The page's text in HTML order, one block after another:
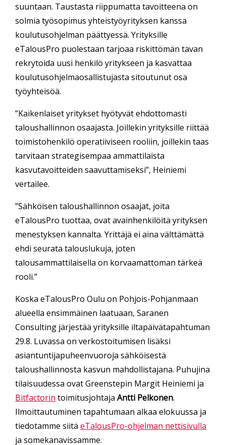
suuntaan. Taustasta riippumatta tavoitteena on
solmia työsopimus yhteistyöyrityksen kanssa
koulutusohjelman päättyessä. Yrityksille
eTalousPro puolestaan tarjoaa riskittömän tavan
rekrytoida uusi henkilö yritykseen ja kasvattaa
koulutusohjelmaosallistujasta sitoutunut osa
työyhteisöä.
”Kaikenlaiset yritykset hyötyvät ehdottomasti
taloushallinnon osaajasta. Joillekin yrityksille riittää
toimistohenkilö operatiiviseen rooliin, joillekin taas
tarvitaan strategisempaa ammattilaista
kasvutavoitteiden saavuttamiseksi”, Heiniemi
vertailee.
”Sähköisen taloushallinnon osaajat, joita
eTalousPro tuottaa, ovat avainhenkilöitä yrityksen
menestyksen kannalta. Yrittäjä ei aina välttämättä
ehdi seurata talouslukuja, joten
talousammattilaisella on korvaamattoman tärkeä
rooli.”
Koska eTalousPro Oulu on Pohjois-Pohjanmaan
alueella ensimmäinen laatuaan, Saranen
Consulting järjestää yrityksille iltapäivätapahtuman
29.8. Luvassa on verkostoitumisen lisäksi
asiantuntijapuheenvuoroja sähköisestä
taloushallinnosta kasvun mahdollistajana. Puhujina
tilaisuudessa ovat Greenstepin Margit Heiniemi ja
Bitfactorin toimitusjohtaja Antti Pelkonen.
Ilmoittautuminen tapahtumaan alkaa elokuussa ja
tiedotamme siitä eTalousPro-ohjelman nettisivulla
ja somekanavissamme.